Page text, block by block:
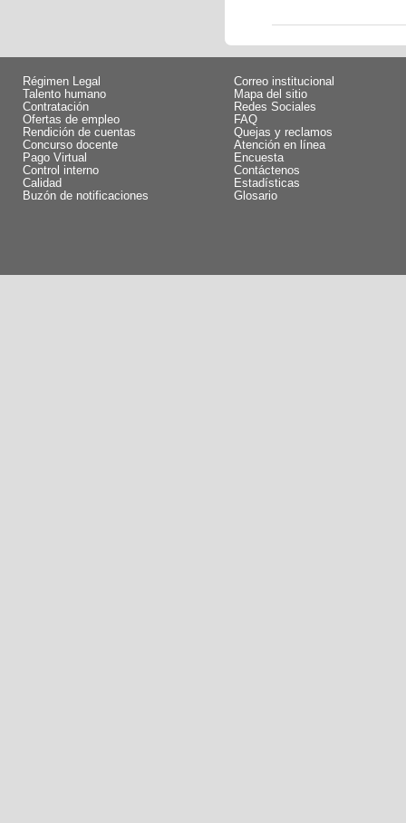
Régimen Legal
Talento humano
Contratación
Ofertas de empleo
Rendición de cuentas
Concurso docente
Pago Virtual
Control interno
Calidad
Buzón de notificaciones
Correo institucional
Mapa del sitio
Redes Sociales
FAQ
Quejas y reclamos
Atención en línea
Encuesta
Contáctenos
Estadísticas
Glosario